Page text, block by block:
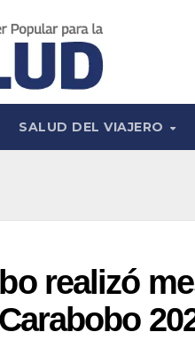
SALUD DEL VIAJERO
realizó